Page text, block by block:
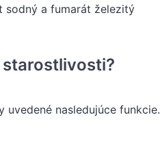
sodný a fumarát železitý
nasledujúce funkcie.